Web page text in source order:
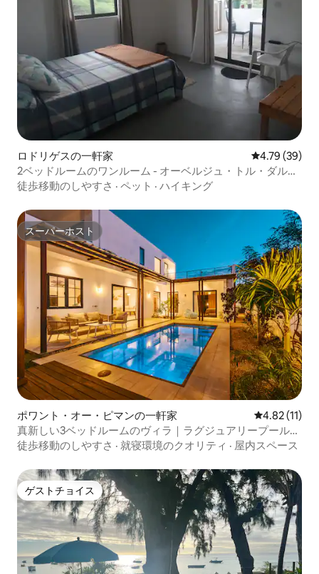
ロドリゲスの一軒家 レビュー39
4.79 (39)
2ベッドルームのワンルーム - オーベルジュ・トル・ダルジ
ャン
徒歩移動のしやすさ · ペット · ハイキング
スーパーホスト
スーパーホスト
ポワント・オー・ピマンの一軒家 レビュー11
4.82 (11)
真新しい3ベッドルームのヴィラ｜ラグジュアリープール｜
ビーチまで5分
徒歩移動のしやすさ · 就寝環境のクオリティ · 屋内スペース
ゲストチョイス
ゲストチョイス